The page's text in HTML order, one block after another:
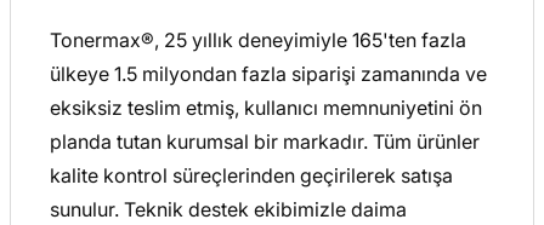
Tonermax®, 25 yıllık deneyimiyle 165'ten fazla
ülkeye 1.5 milyondan fazla siparişi zamanında ve
eksiksiz teslim etmiş, kullanıcı memnuniyetini ön
planda tutan kurumsal bir markadır. Tüm ürünler
kalite kontrol süreçlerinden geçirilerek satışa
sunulur. Teknik destek ekibimizle daima